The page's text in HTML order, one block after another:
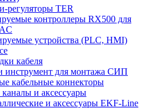
регуляторы TER
контроллеры RX500 для
устройства (PLC, HMI)
кабеля
инструмент для монтажа СИП
кабельные коннекторы
и аксессуары
и аксессуары EKF-Line